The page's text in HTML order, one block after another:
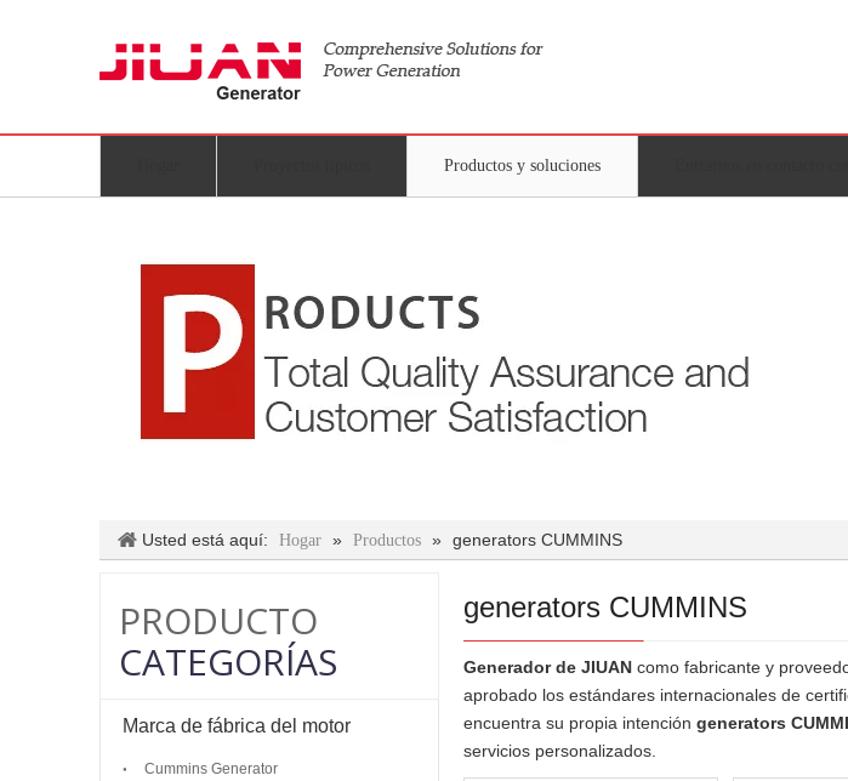
Productos y soluciones
Usted está aquí: Hogar » Productos » generators CUMMINS
PRODUCTO
CATEGORÍAS
Marca de fábrica del motor
Cummins Generator
generators CUMMINS
Generador de JIUAN como fabricante y
aprobado los estándares internacionales de
encuentra su propia intención generators
servicios personalizados.